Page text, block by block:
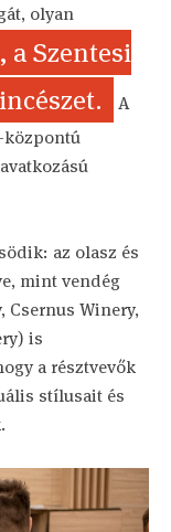
olyan
a Szentesi
A
központú
az olasz és
mint vendég
Csernus Winery,
is
a résztvevők
stílusait és